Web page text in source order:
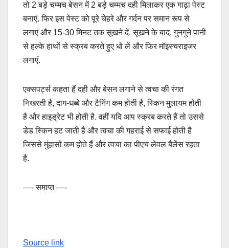
तो 2 बड़े चम्मच बेसन में 2 बड़े चम्मच दही मिलाकर एक गाढ़ा पेस्ट
बनाएं. फिर इस पेस्ट को पूरे चेहरे और गर्दन पर समान रूप से
लगाएं और 15-30 मिनट तक सूखने दें. सूखने के बाद, गुनगुने पानी
से हल्के हाथों से स्क्रब करते हुए धो लें और फिर मॉइस्चराइजर
लगाएं.
एक्सपर्ट्स कहता हैं दही और बेसन लगाने से त्वचा की रंगत
निखरती है, दाग-धब्बे और टैनिंग कम होती है, स्किन मुलायम होती
है और हाइड्रेट भी होती है. वहीं यदि आप स्क्रब करते हैं तो उससे
डेड स्किन हट जाती है और त्वचा की गहराई से सफाई होती है
जिससे मुंहासों कम होते हैं और त्वचा का पीएच लेवल बैलेंस रहता
है.
—- समाप्त —-
Source link